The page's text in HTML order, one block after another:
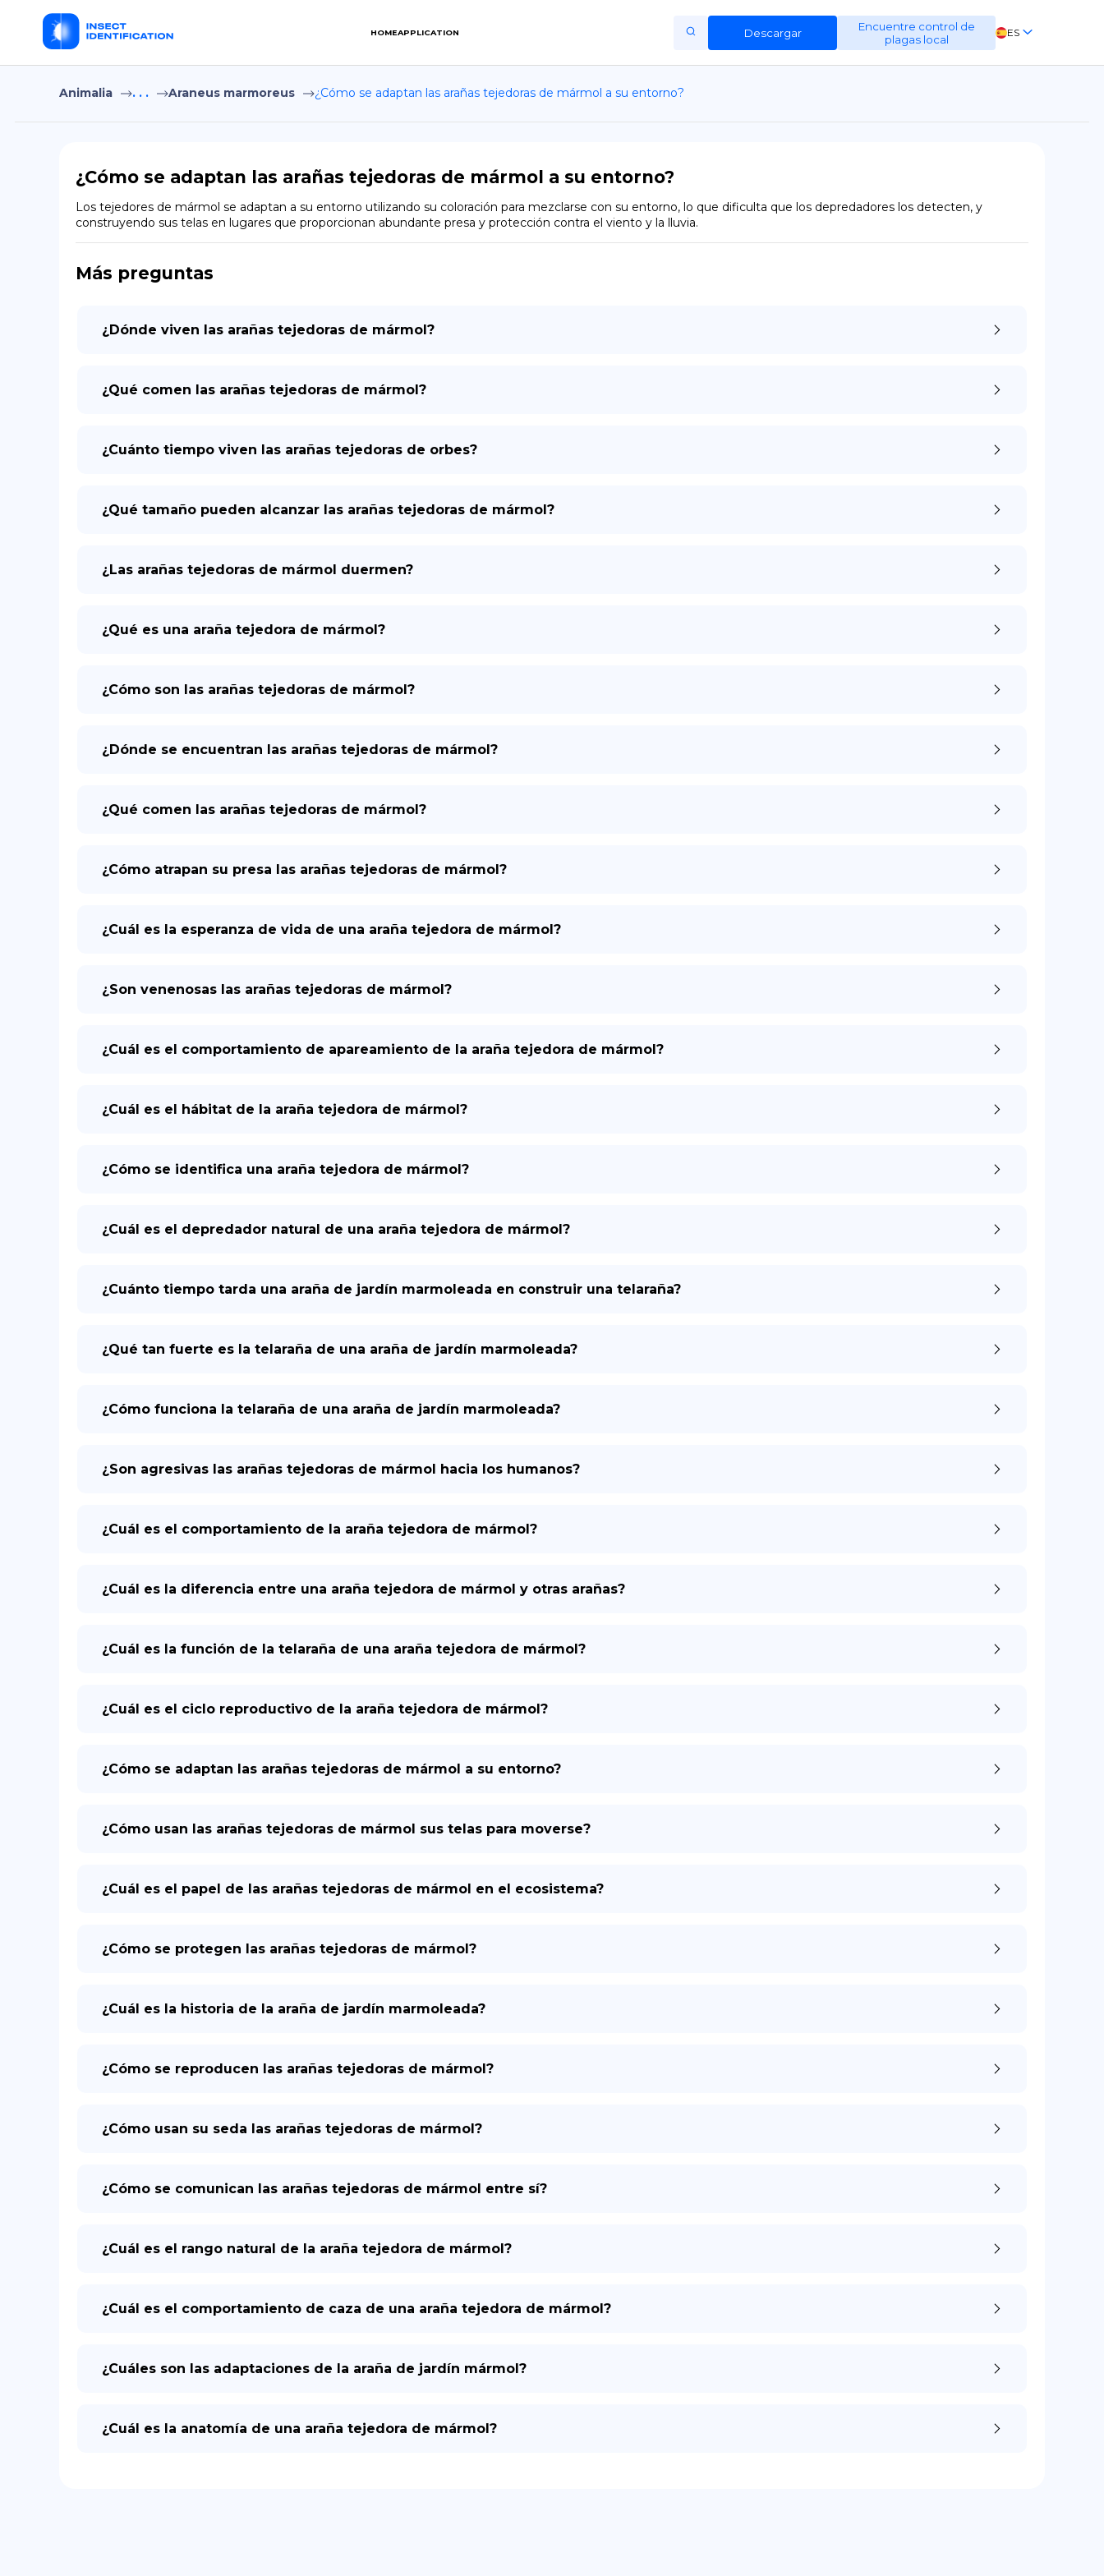
HOMEAPPLICATION Descargar
Encuentre control de
plagas local
ES
EN
Home
Terms of Use
Privacy Policy
ES
Animalia . . . Araneus marmoreus ¿Cómo se adaptan las arañas tejedoras de mármol a su entorno?
¿Cómo se adaptan las arañas tejedoras de mármol a su entorno?
Los tejedores de mármol se adaptan a su entorno utilizando su coloración para mezclarse con su entorno, lo que dificulta que los depredadores los detecten, y
construyendo sus telas en lugares que proporcionan abundante presa y protección contra el viento y la lluvia.
Más preguntas
¿Dónde viven las arañas tejedoras de mármol?
¿Qué comen las arañas tejedoras de mármol?
¿Cuánto tiempo viven las arañas tejedoras de orbes?
¿Qué tamaño pueden alcanzar las arañas tejedoras de mármol?
¿Las arañas tejedoras de mármol duermen?
¿Qué es una araña tejedora de mármol?
¿Cómo son las arañas tejedoras de mármol?
¿Dónde se encuentran las arañas tejedoras de mármol?
¿Qué comen las arañas tejedoras de mármol?
¿Cómo atrapan su presa las arañas tejedoras de mármol?
¿Cuál es la esperanza de vida de una araña tejedora de mármol?
¿Son venenosas las arañas tejedoras de mármol?
¿Cuál es el comportamiento de apareamiento de la araña tejedora de mármol?
¿Cuál es el hábitat de la araña tejedora de mármol?
¿Cómo se identifica una araña tejedora de mármol?
¿Cuál es el depredador natural de una araña tejedora de mármol?
¿Cuánto tiempo tarda una araña de jardín marmoleada en construir una telaraña?
¿Qué tan fuerte es la telaraña de una araña de jardín marmoleada?
¿Cómo funciona la telaraña de una araña de jardín marmoleada?
¿Son agresivas las arañas tejedoras de mármol hacia los humanos?
¿Cuál es el comportamiento de la araña tejedora de mármol?
¿Cuál es la diferencia entre una araña tejedora de mármol y otras arañas?
¿Cuál es la función de la telaraña de una araña tejedora de mármol?
¿Cuál es el ciclo reproductivo de la araña tejedora de mármol?
¿Cómo se adaptan las arañas tejedoras de mármol a su entorno?
¿Cómo usan las arañas tejedoras de mármol sus telas para moverse?
¿Cuál es el papel de las arañas tejedoras de mármol en el ecosistema?
¿Cómo se protegen las arañas tejedoras de mármol?
¿Cuál es la historia de la araña de jardín marmoleada?
¿Cómo se reproducen las arañas tejedoras de mármol?
¿Cómo usan su seda las arañas tejedoras de mármol?
¿Cómo se comunican las arañas tejedoras de mármol entre sí?
¿Cuál es el rango natural de la araña tejedora de mármol?
¿Cuál es el comportamiento de caza de una araña tejedora de mármol?
¿Cuáles son las adaptaciones de la araña de jardín mármol?
¿Cuál es la anatomía de una araña tejedora de mármol?